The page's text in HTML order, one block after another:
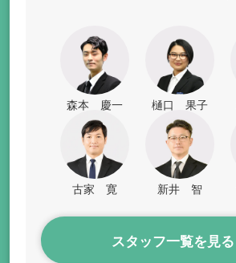
森本 慶一 樋口 果子
古家 寛 新井 智
スタッフ一覧を見る